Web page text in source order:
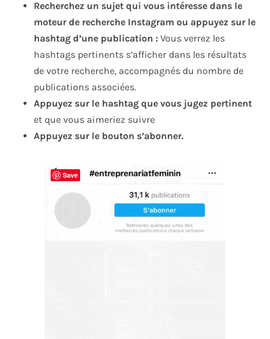
Recherchez un sujet qui vous intéresse dans le
moteur de recherche Instagram ou appuyez sur le
hashtag d’une publication : Vous verrez les
hashtags pertinents s’afficher dans les résultats
de votre recherche, accompagnés du nombre de
publications associées.
Appuyez sur le hashtag que vous jugez pertinent
et que vous aimeriez suivre
Appuyez sur le bouton s’abonner.
Save